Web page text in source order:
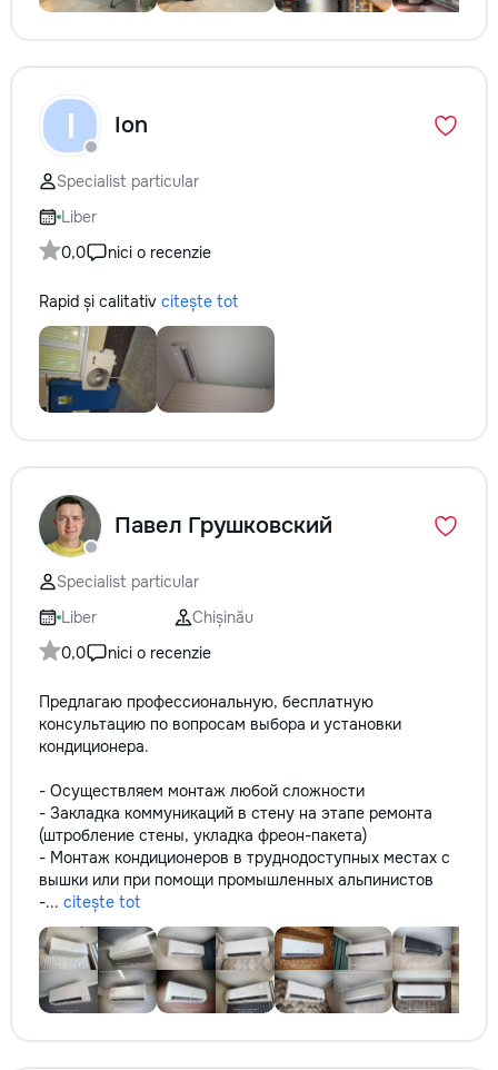
I Ion
Specialist particular
Liber
0,0
nici o recenzie
Rapid și calitativ citește tot
Павел Грушковский
Specialist particular
Liber
Chișinău
0,0
nici o recenzie
Предлагаю профессиональную, бесплатную
консультацию по вопросам выбора и установки
кондиционера.
- Осуществляем монтаж любой сложности
- Закладка коммуникаций в стену на этапе ремонта
(штробление стены, укладка фреон-пакета)
- Монтаж кондиционеров в труднодоступных местах с
вышки или при помощи промышленных альпинистов
-... citește tot